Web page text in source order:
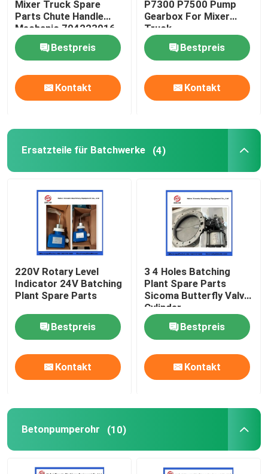
Kontakt
Referenzen
Betonpumpe-Teile Schwing
Ersatzteile für Betonmischer
Ersatzteile für Batchwerke
Betonpumperohr
Betonpumpen aus Gummi
Betonpumpen-Klammeranschluss
Mixer Truck Spare
Parts Chute Handle
Mechanic 704223016
Bestpreis
Kontakt
P7300 P7500 Pump
Gearbox For Mixer
Truck
Bestpreis
Kontakt
Ersatzteile für Batchwerke (4)
220V Rotary Level
Indicator 24V Batching
Plant Spare Parts
Bestpreis
Kontakt
3 4 Holes Batching
Plant Spare Parts
Sicoma Butterfly Valve
Cylinder
Electropneumatic
Actuator Cylinder
Bestpreis
Kontakt
Betonpumperohr (10)